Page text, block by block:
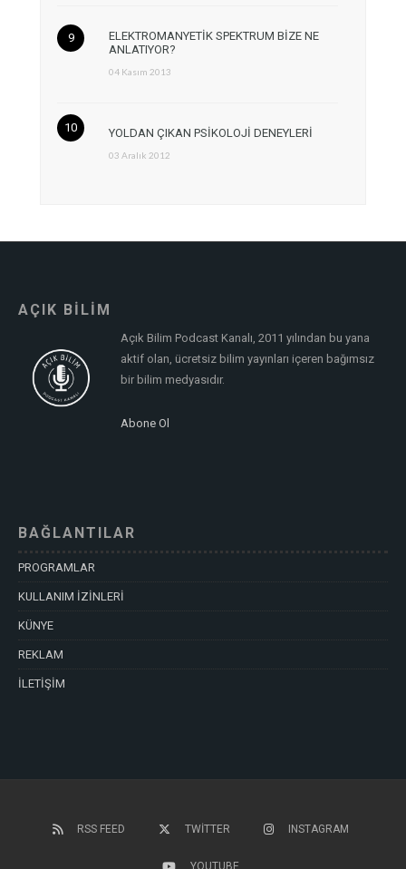
ELEKTROMANYETİK SPEKTRUM BİZE NE
ANLATIYOR?
04 Kasım 2013
YOLDAN ÇIKAN PSİKOLOJİ DENEYLERİ
03 Aralık 2012
AÇIK BİLİM
Açık Bilim Podcast Kanalı, 2011 yılından bu yana
aktif olan, ücretsiz bilim yayınları içeren bağımsız
bir bilim medyasıdır.
Abone Ol
BAĞLANTILAR
PROGRAMLAR
KULLANIM İZİNLERİ
KÜNYE
REKLAM
İLETİŞİM
RSS FEED TWITTER INSTAGRAM
YOUTUBE